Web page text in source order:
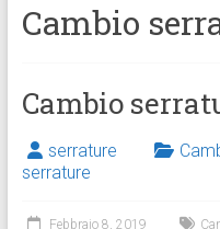
Cambio
Cambio
serrature
serrature
Febbraio 8, 2019